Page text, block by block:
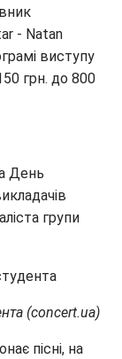
- Natan
виступу
грн. до 800
День
групи
(concert.ua)
пісні, на